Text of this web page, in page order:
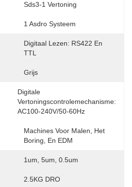
Sds3-1 Vertoning
1 Asdro Systeem
Digitaal Lezen: RS422 En
TTL
Grijs
Digitale
Vertoningscontrolemechanisme:
AC100-240V/50-60Hz
Machines Voor Malen, Het
Boring, En EDM
1um, 5um, 0.5um
2.5KG DRO